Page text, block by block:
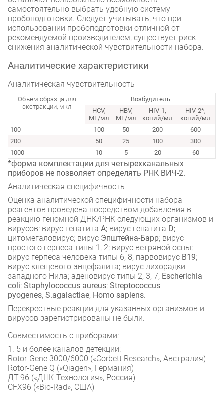
самостоятельно выбрать удобную систему
пробоподготовки. Следует учитывать, что при
использовании пробоподготовки отличной от
рекомендуемой производителем, существует риск
снижения аналитической чувствительности набора.
Аналитические характеристики
Аналитическая чувствительность
Объем образца для
экстракции, мкл
Возбудитель
HCV,
ME/мл
HBV,
ME/мл
HIV-1 ,
копий/мл
HIV-2*,
копий/мл
100
100 50 200
600
200
50 25 100
300
1000
10 5 20 60
*форма комплектации для четырехканальных
приборов не позволяет определять РНК ВИЧ-2.
Аналитическая специфичность
Оценка аналитической специфичности набора
реагентов проведена посредством добавления в
реакцию геномной ДНК/РНК следующих организмов и
вирусов: вирус гепатита А; вирус гепатита D;
цитомегаловирус; вирус Эпштейна-Барр; вирус
простого герпеса типы 1, 2; вирус ветряной оспы;
вирус герпеса человека типы 6, 8; парвовирус В19;
вирус клещевого энцефалита; вирус лихорадки
западного Нила; аденовирус типы 2, 3, 7; Escherichia
coli; Staphylococcus aureus; Streptococcus
pyogenes, S.agalactiae; Homo sapiens
Перекрестные реакции для указанных организмов и
вирусов зарегистрированы не были.
Совместимость с приборами:
1. 5 и более каналов детекции:
Rotor-Gene 3000/6000 («Corbett Research», Австралия)
Rotor-Gene Q («Qiagen», Германия)
ДТ-96 («ДНК-Технология», Россия)
CFX96 («Bio-Rad», США)